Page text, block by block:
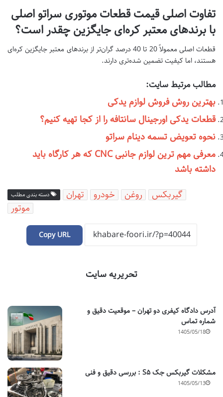
تفاوت اصلی قیمت قطعات موتوری سراتو اصلی
با برندهای معتبر کره‌ای جایگزین چقدر است؟
قطعات اصلی معمولاً 20 تا 40 درصد گران‌تر از برندهای معتبر جایگزین کره‌ای
هستند، اما کیفیت تضمین شده‌تری دارند.
مطالب مرتبط سایت:
بهترین روش فروش لوازم یدکی
قطعات یدکی اورجینال سانتافه را از کجا تهیه کنیم؟
نحوه تعویض تسمه دینام سراتو
معرفی مهم ترین لوازم جانبی CNC که هر کارگاه باید
داشته باشد
دسته بندی مطلب تهران خودرو روغن
گیربکس
موتور
Copy URL
تحریریه سایت
آدرس دادگاه کیفری دو تهران – موقعیت دقیق و
شماره تماس
1405/05/18
مشکلات گیربکس جک S۵ : بررسی دقیق و فنی
1405/05/13